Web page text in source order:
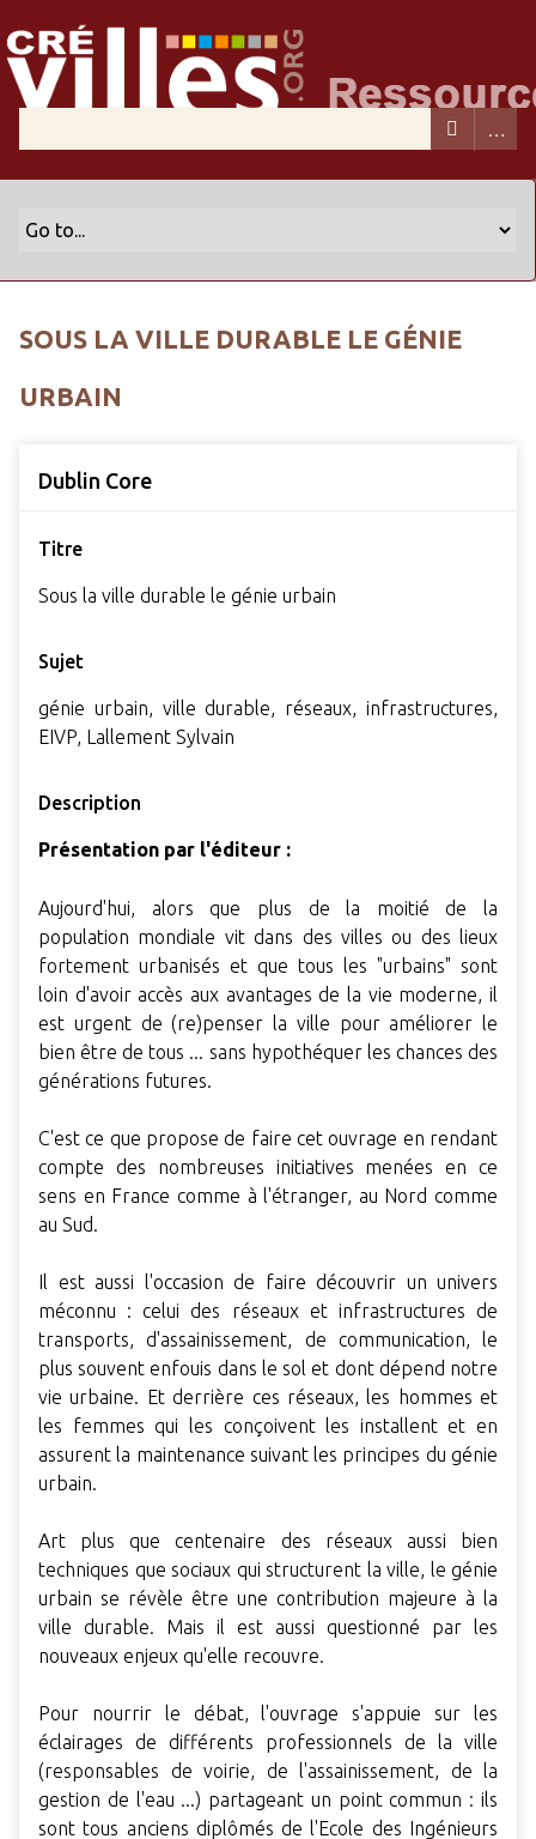
SOUS LA VILLE DURABLE LE GÉNIE
URBAIN
Dublin Core
Titre
Sous la ville durable le génie urbain
Sujet
génie urbain, ville durable, réseaux, infrastructures,
EIVP, Lallement Sylvain
Description
Présentation par l'éditeur :
Aujourd'hui, alors que plus de la moitié de la
population mondiale vit dans des villes ou des lieux
fortement urbanisés et que tous les "urbains" sont
loin d'avoir accès aux avantages de la vie moderne, il
est urgent de (re)penser la ville pour améliorer le
bien être de tous ... sans hypothéquer les chances des
générations futures.
C'est ce que propose de faire cet ouvrage en rendant
compte des nombreuses initiatives menées en ce
sens en France comme à l'étranger, au Nord comme
au Sud.
Il est aussi l'occasion de faire découvrir un univers
méconnu : celui des réseaux et infrastructures de
transports, d'assainissement, de communication, le
plus souvent enfouis dans le sol et dont dépend notre
vie urbaine. Et derrière ces réseaux, les hommes et
les femmes qui les conçoivent les installent et en
assurent la maintenance suivant les principes du génie
urbain.
Art plus que centenaire des réseaux aussi bien
techniques que sociaux qui structurent la ville, le génie
urbain se révèle être une contribution majeure à la
ville durable. Mais il est aussi questionné par les
nouveaux enjeux qu'elle recouvre.
Pour nourrir le débat, l'ouvrage s'appuie sur les
éclairages de différents professionnels de la ville
(responsables de voirie, de l'assainissement, de la
gestion de l'eau ...) partageant un point commun : ils
sont tous anciens diplômés de l'Ecole des Ingénieurs